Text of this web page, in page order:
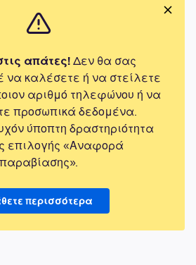
απάτες! Δεν θα σας
να καλέσετε ή να στείλετε
αριθμό τηλεφώνου ή να
προσωπικά δεδομένα.
ύποπτη δραστηριότητα
επιλογής «Αναφορά
παραβίασης».
περισσότερα